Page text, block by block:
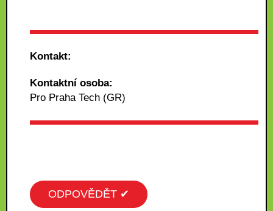
Kontakt:
Kontaktní osoba:
Pro Praha Tech (GR)
ODPOVĚDĚT ✔